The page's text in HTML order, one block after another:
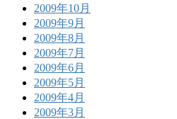
2009年10月
2009年9月
2009年8月
2009年7月
2009年6月
2009年5月
2009年4月
2009年3月